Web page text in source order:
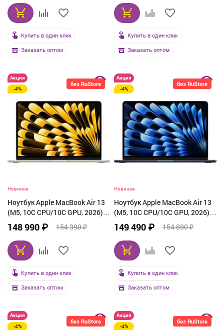
Купить в один клик
Заказать оптом
Купить в один клик
Заказать оптом
без RuStore
Акция
-4%
Новинка
Ноутбук Apple MacBook Air 13
(M5, 10C CPU/10C GPU, 2026),
24 ГБ, 1 ТБ SSD, Starlight
(MDHD4)
148 990 ₽ 154 390 ₽
Купить в один клик
Заказать оптом
без RuStore
Акция
-4%
Новинка
Ноутбук Apple MacBook Air 13
(M5, 10C CPU/10C GPU, 2026),
24 ГБ, 1 ТБ SSD, Midnight
(MDHG4)
149 490 ₽ 154 890 ₽
Купить в один клик
Заказать оптом
без RuStore
Акция
-4%
без RuStore
Акция
-4%